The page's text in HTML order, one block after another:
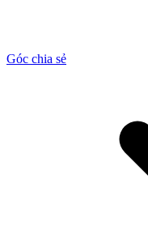
Góc chia sẻ